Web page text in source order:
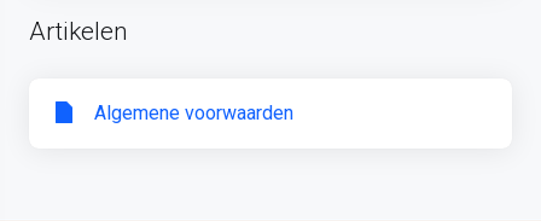
Artikelen
Algemene voorwaarden